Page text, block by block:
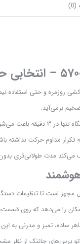
برمی‌آید.
تکرار مداوم حرکت نداشته
ساده، تمیز و مدرنی به